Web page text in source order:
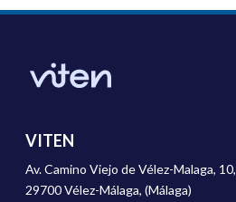
VITEN
Av. Camino Viejo de Vélez-Malaga, 10,
29700 Vélez-Málaga, (Málaga)